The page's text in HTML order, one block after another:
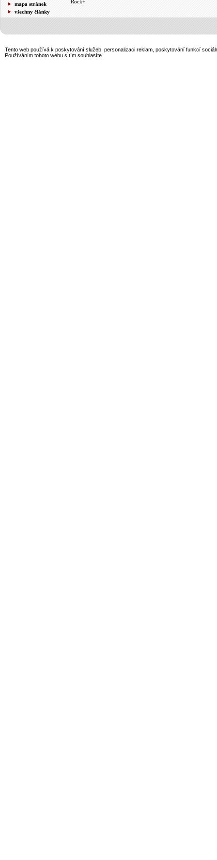
mapa stránek
všechny články
Rock+
Tento web používá k poskytování služeb, personalizaci reklam, poskytování funkcí
Používáním tohoto webu s tím souhlasíte.